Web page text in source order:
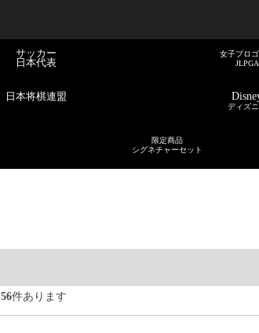
サッカー
日本代表
女子プロ
JLPGA
日本将棋連盟
ディズ
限定商品
シグネチャーセット
56件あります